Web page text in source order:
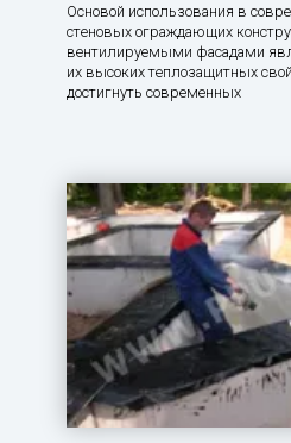
Основой использования в
стеновых ограждающих
вентилируемыми фасадами
их высоких теплозащитных
достигнуть современных